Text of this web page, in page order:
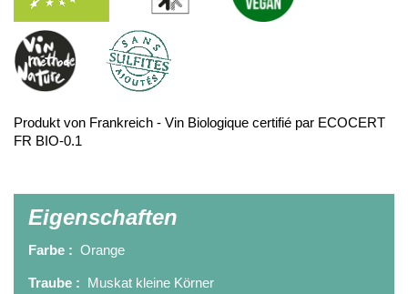
Produkt von Frankreich - Vin Biologique certifié par ECOCERT
FR BIO-0.1
Eigenschaften
Farbe : Orange
Traube : Muskat kleine Körner